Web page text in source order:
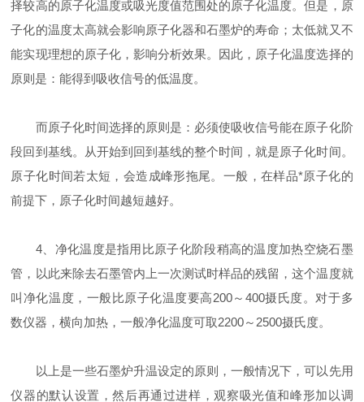
择较高的原子化温度或吸光度值范围处的原子化温度。但是，原
子化的温度太高就会影响原子化器和石墨炉的寿命；太低就又不
能实现理想的原子化，影响分析效果。因此，原子化温度选择的
原则是：能得到吸收信号的低温度。
而原子化时间选择的原则是：必须使吸收信号能在原子化阶
段回到基线。从开始到回到基线的整个时间，就是原子化时间。
原子化时间若太短，会造成峰形拖尾。一般，在样品*原子化的
前提下，原子化时间越短越好。
4、净化温度是指用比原子化阶段稍高的温度加热空烧石墨
管，以此来除去石墨管内上一次测试时样品的残留，这个温度就
叫净化温度，一般比原子化温度要高200～400摄氏度。对于多
数仪器，横向加热，一般净化温度可取2200～2500摄氏度。
以上是一些石墨炉升温设定的原则，一般情况下，可以先用
仪器的默认设置，然后再通过进样，观察吸光值和峰形加以调